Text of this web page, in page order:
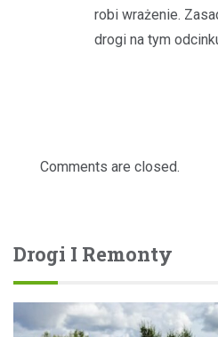
robi wrażenie.
drogi na tym
Comments are closed.
Drogi I Remonty